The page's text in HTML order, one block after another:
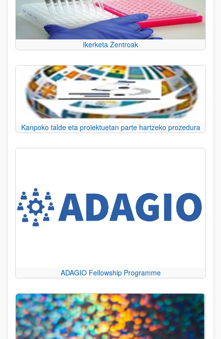
Ikerketa Zentroak
Kanpoko talde eta proiektuetan parte hartzeko prozedura
ADAGIO Fellowship Programme